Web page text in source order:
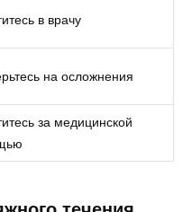
в врачу
на осложнения
за медицинской